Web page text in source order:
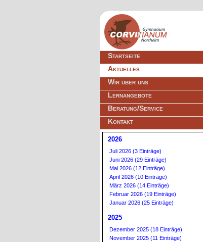
Navigation
überspringen
Startseite
Aktuelles
Wir über uns
Lernangebote
Beratung/Service
Kontakt
2026
Juli 2026 (3 Einträge)
Juni 2026 (29 Einträge)
Mai 2026 (12 Einträge)
April 2026 (10 Einträge)
März 2026 (14 Einträge)
Februar 2026 (19 Einträge)
Januar 2026 (25 Einträge)
2025
Dezember 2025 (18 Einträge)
November 2025 (11 Einträge)